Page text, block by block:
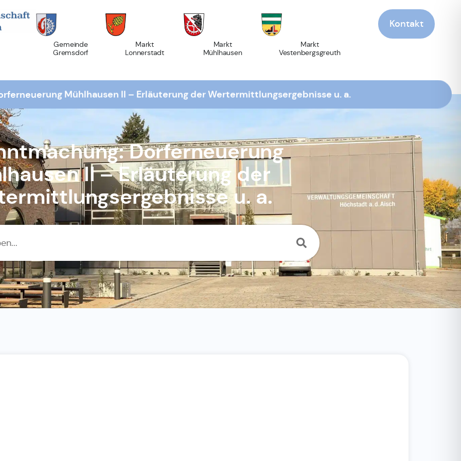
Gemeinde
Gremsdorf
Markt
Lonnerstadt
Markt
Mühlhausen
Markt
Vestenbergsgreuth
Kontakt
Mühlhausen II – Erläuterung der Wertermittlungsergebnisse u. a.
Dorferneuerung
II – Erläuterung der
u. a.